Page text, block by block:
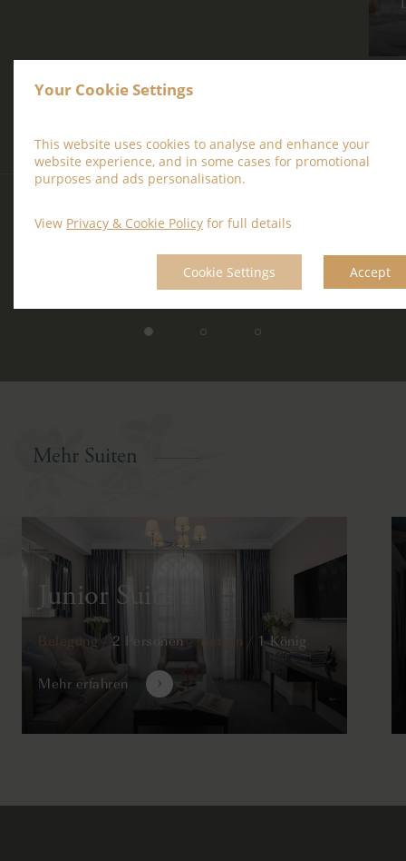
Your Cookie Settings
This website uses cookies to analyse and enhance your
website experience, and in some cases for promotional
purposes and ads personalisation.
View Privacy & Cookie Policy for full details
Cookie Settings Accept
Mehr Suiten
Junior Suite
Belegung /2 Personen Betten / 1 König
Mehr erfahren